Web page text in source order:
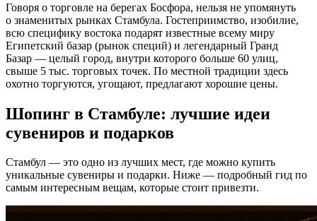
Говоря о торговле на берегах Босфора, нельзя не упомянуть
о знаменитых рынках Стамбула. Гостеприимство, изобилие,
всю специфику востока подарят известные всему миру
Египетский базар (рынок специй) и легендарный Гранд
Базар — целый город, внутри которого больше 60 улиц,
свыше 5 тыс. торговых точек. По местной традиции здесь
охотно торгуются, угощают, предлагают хорошие цены.
Шопинг в Стамбуле: лучшие идеи
сувениров и подарков
Стамбул — это одно из лучших мест, где можно купить
уникальные сувениры и подарки. Ниже — подробный гид по
самым интересным вещам, которые стоит привезти.